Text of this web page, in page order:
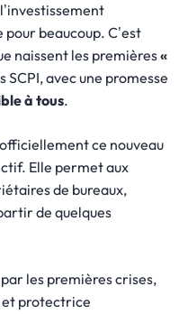
beaucoup. C’est
naissent les premières«
SCPI, avec une promesse
à tous.
ce nouveau
Elle permet aux
de bureaux,
de quelques
les premières crises,
et protectrice